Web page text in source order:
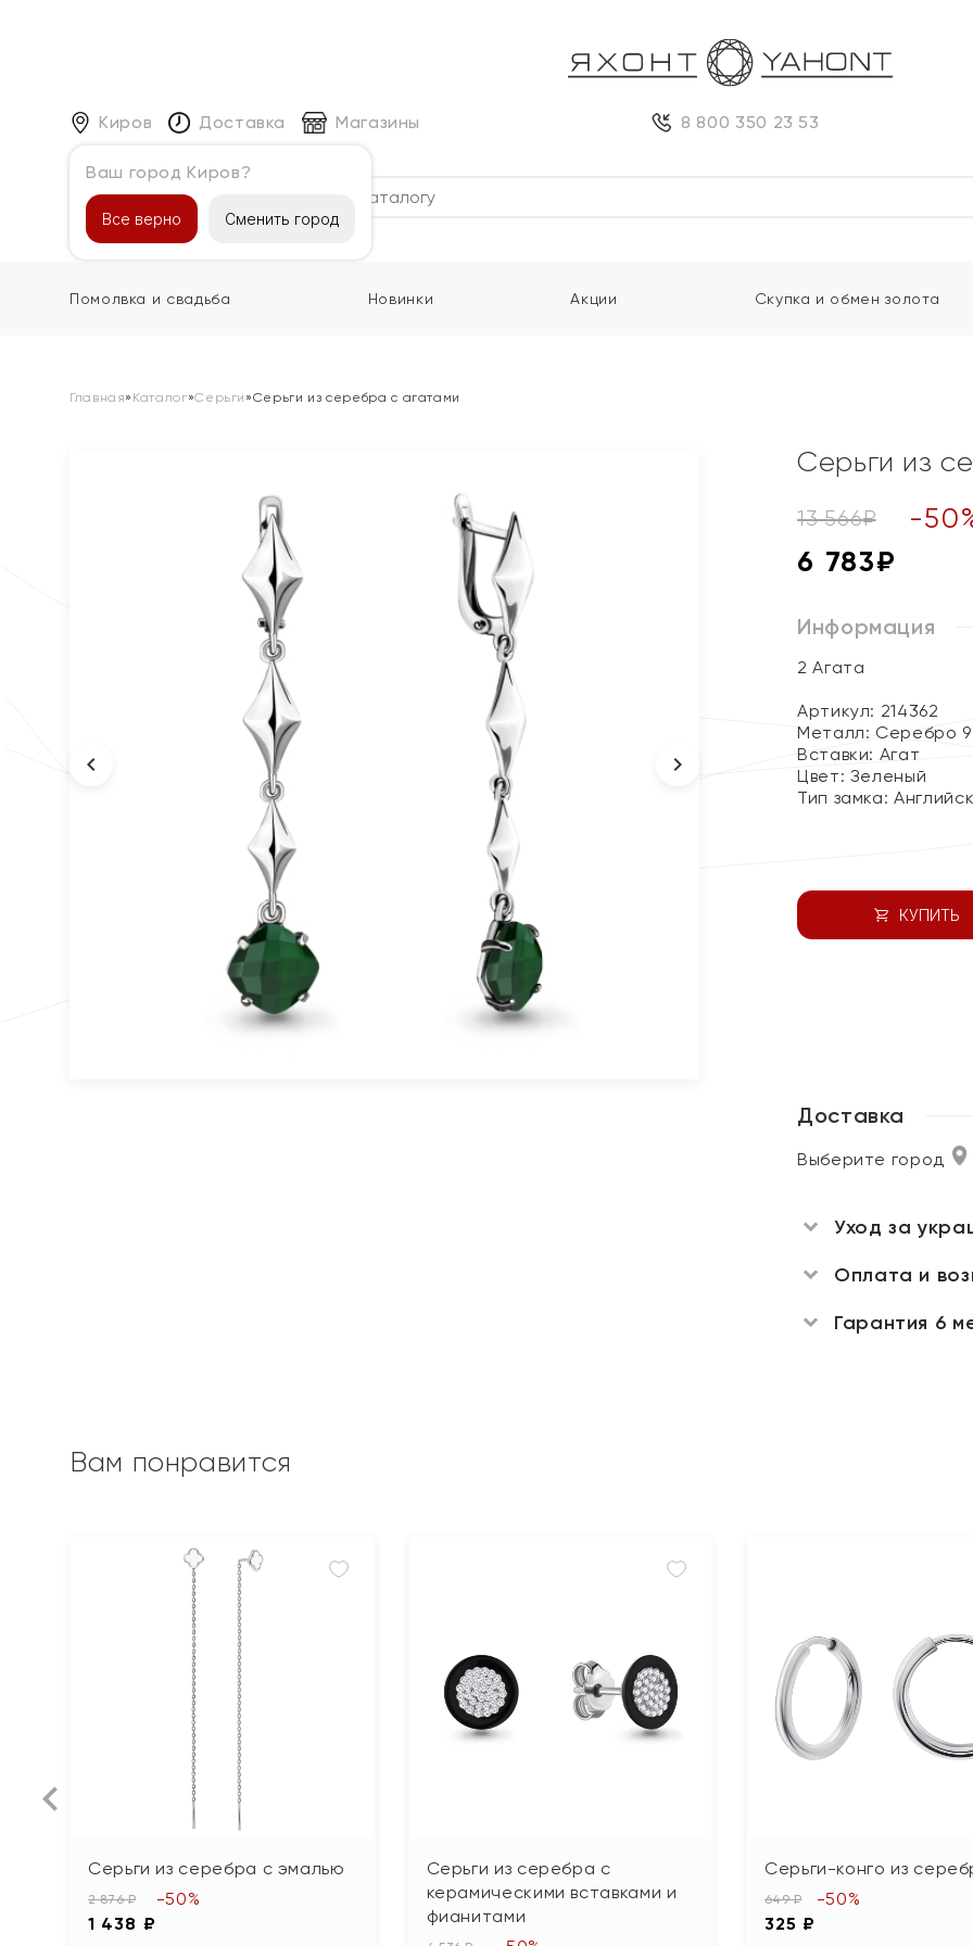
Киров
Ваш город Киров?
Все верно Сменить город
Доставка Магазины 8 800 350 23 53
Каталог
Помолвка и свадьба Новинки Акции Скупка и обмен золота
Главная» Каталог»Серьги »Серьги из серебра с агатами
Серьги из
13 566₽ -50
6 783₽
Информация
2 Агата
Артикул: 214362
Металл: Серебро
Вставки: Агат
Цвет: Зеленый
Тип замка:
КУПИТЬ
Доставка
Выберите город
Уход за
Оплата и
Гарантия 6
Вам понравится
Серьги из серебра с эмалью
2 876 ₽
1 438 ₽
-50%
Серьги из серебра с
керамическими вставками и
фианитами
Серьги-конго из
649 ₽
325 ₽
-50%